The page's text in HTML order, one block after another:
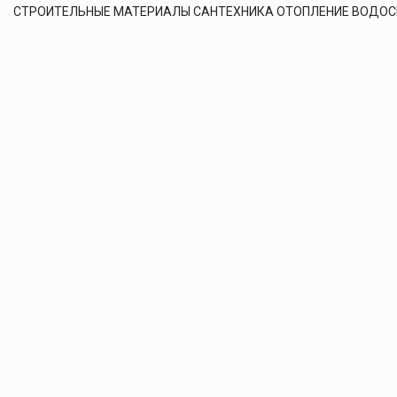
СТРОИТЕЛЬНЫЕ МАТЕРИАЛЫ САНТЕХНИКА ОТОПЛЕНИЕ